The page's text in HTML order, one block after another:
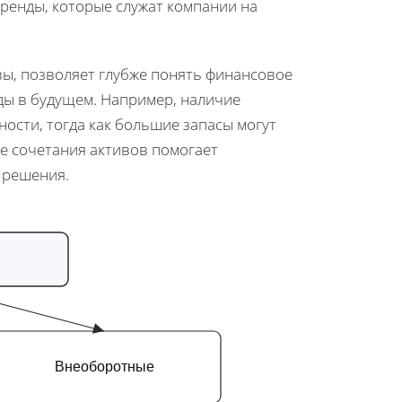
которые служат компании на
позволяет глубже понять финансовое
в будущем. Например, наличие
тогда как большие запасы могут
сочетания активов помогает
Внеоборотные